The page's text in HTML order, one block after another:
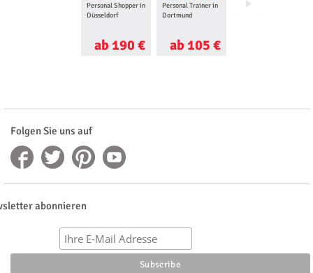
Personal Shopper in
Düsseldorf
ab 190 €
Personal Trainer in
Dortmund
ab 105 €
Rikscha Tour in Köln
Folgen Sie uns auf
abonnieren